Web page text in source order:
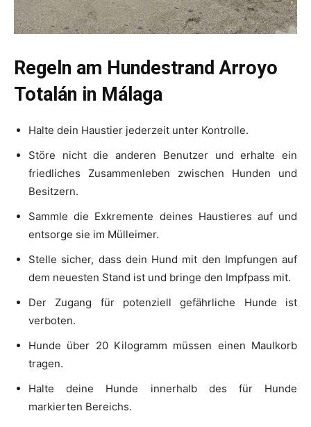
Regeln am Hundestrand Arroyo
Totalán in Málaga
Halte dein Haustier jederzeit unter Kontrolle.
Störe nicht die anderen Benutzer und erhalte ein
friedliches Zusammenleben zwischen Hunden und
Besitzern.
Sammle die Exkremente deines Haustieres auf und
entsorge sie im Mülleimer.
Stelle sicher, dass dein Hund mit den Impfungen auf
dem neuesten Stand ist und bringe den Impfpass mit.
Der Zugang für potenziell gefährliche Hunde ist
verboten.
Hunde über 20 Kilogramm müssen einen Maulkorb
tragen.
Halte deine Hunde innerhalb des für Hunde
markierten Bereichs.